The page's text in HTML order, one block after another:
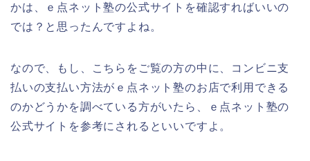
かは、ｅ点ネット塾の公式サイトを確認すればいいの
では？と思ったんですよね。
なので、もし、こちらをご覧の方の中に、コンビニ支
払いの支払い方法がｅ点ネット塾のお店で利用できる
のかどうかを調べている方がいたら、ｅ点ネット塾の
公式サイトを参考にされるといいですよ。